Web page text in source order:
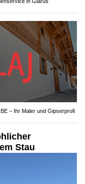
– Ihr Maler und Gipserprofi
Stau